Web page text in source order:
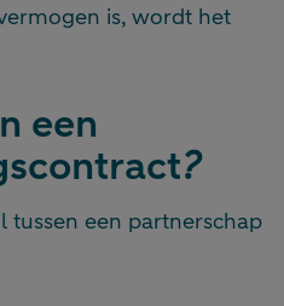
is, wordt het
een
?
tussen een partnerschap